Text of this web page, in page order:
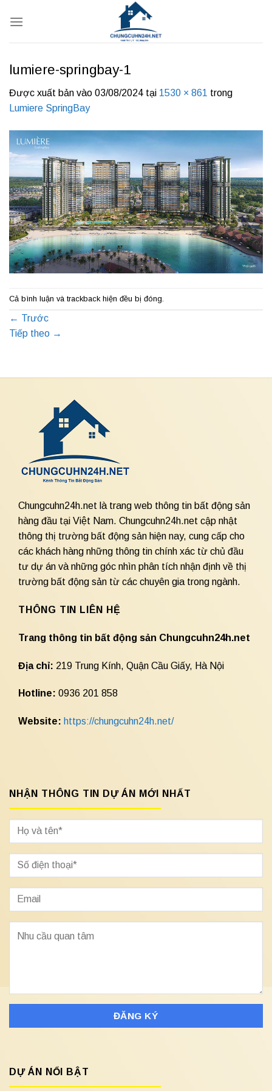
qua
lumiere-springbay-1
Được xuất bản vào 03/08/2024 tại 1530 × 861 trong
Lumiere SpringBay
Cả bình luận và trackback hiện đều bị đóng.
←
Trước
Tiếp theo →
Chungcuhn24h.net là trang web thông tin bất động sản
hàng đầu tại Việt Nam. Chungcuhn24h.net cập nhật
thông thị trường bất động sản hiện nay, cung cấp cho
các khách hàng những thông tin chính xác từ chủ đầu
tư dự án và những góc nhìn phân tích nhận định về thị
trường bất động sản từ các chuyên gia trong ngành.
THÔNG TIN LIÊN HỆ
Trang thông tin bất động sản Chungcuhn24h.net
Địa chỉ: 219 Trung Kính, Quận Cầu Giấy, Hà Nội
Hotline: 0936 201 858
Website: https://chungcuhn24h.net/
NHẬN THÔNG TIN DỰ ÁN MỚI NHẤT
DỰ ÁN NỔI BẬT